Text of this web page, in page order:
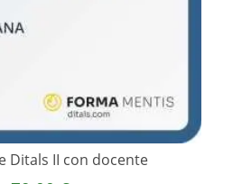
Ditals II con docente